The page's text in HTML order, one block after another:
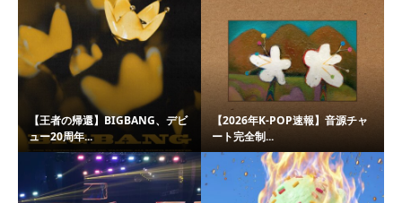
【王者の帰還】BIGBANG、デビ
ュー20周年...
【2026年K-POP速報】音源チャ
ート完全制...